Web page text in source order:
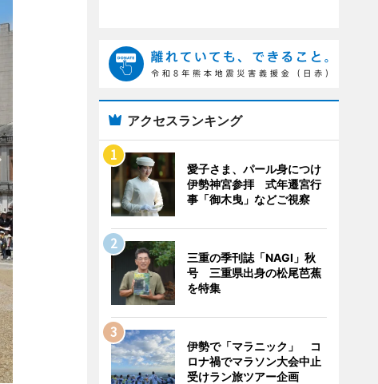
アクセスランキング
愛子さま、パール身につけ
伊勢神宮参拝 式年遷宮行
事「御木曳」などご視察
三重の季刊誌「NAGI」秋
号 三重県出身の松尾芭蕉
を特集
伊勢で「マラニック」 コ
ロナ禍でマラソン大会中止
受けラン旅ツアー企画